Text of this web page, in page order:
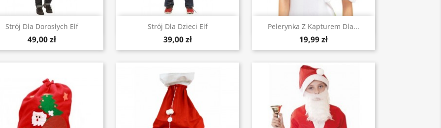
Strój Dla Dorosłych Elf
49,00 zł
Szybki podgląd Strój Dla Dzieci Elf
39,00 zł
Szybki podgląd Pelerynka Z Kapturem Dla...
19,99 zł
Szybki podgląd